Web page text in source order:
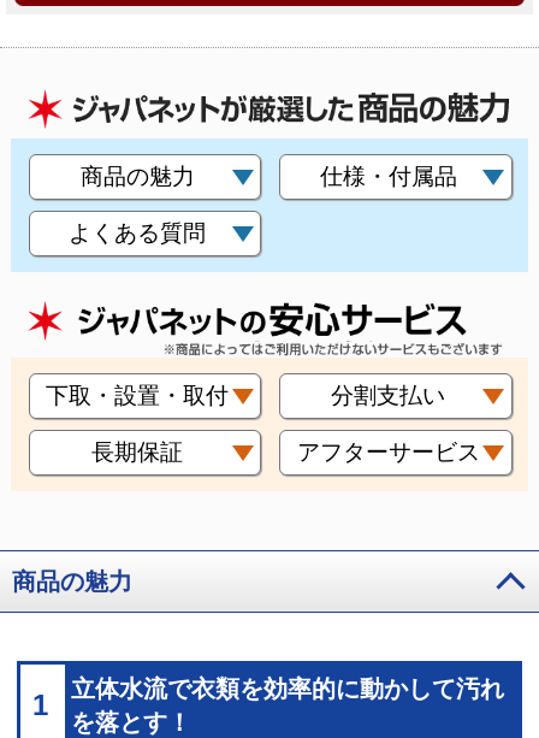
商品の魅力 仕様・付属品
よくある質問
下取・設置・取付 分割支払い
長期保証 アフターサービス
商品の魅力
1
立体水流で衣類を効率的に動かして汚れ
を落とす！